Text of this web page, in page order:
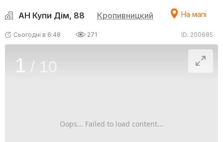
АН Купи Дім, 88 Кропивницкий На мапі
Сьогодні в 6:48 271 ID: 200985
Oops... Failed to load content...
1 / 10